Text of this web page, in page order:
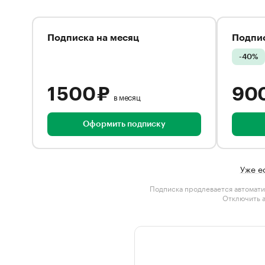
Подписка на месяц
1 500 ₽ в месяц
Оформить подписку
-40%
Уже
Подписка продлевается
Отключить